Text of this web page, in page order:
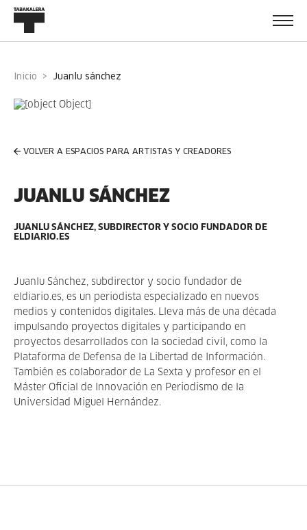
Inicio juanlu sánchez
VOLVER A ESPACIOS PARA ARTISTAS Y CREADORES
JUANLU SÁNCHEZ
JUANLU SÁNCHEZ, SUBDIRECTOR Y SOCIO FUNDADOR DE
ELDIARIO.ES
Juanlu Sánchez, subdirector y socio fundador de
eldiario.es, es un periodista especializado en nuevos
medios y contenidos digitales. Lleva más de una década
impulsando proyectos digitales y participando en
proyectos desarrollados con la sociedad civil, como la
Plataforma de Defensa de la Libertad de Información.
También es colaborador de La Sexta y profesor en el
Máster Oficial de Innovación en Periodismo de la
Universidad Miguel Hernández.